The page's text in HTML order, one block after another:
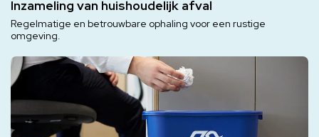
Inzameling van huishoudelijk afval
Regelmatige en betrouwbare ophaling voor een rustige
omgeving.